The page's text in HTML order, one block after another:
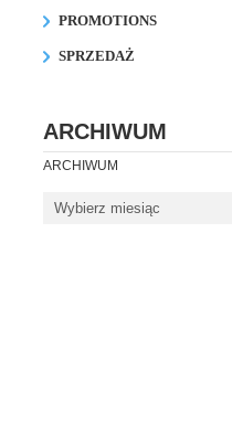
PROMOTIONS
SPRZEDAŻ
ARCHIWUM
ARCHIWUM